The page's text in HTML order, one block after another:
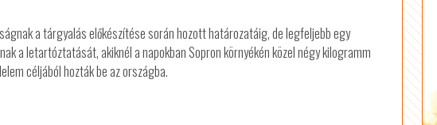
a tárgyalás előkészítése során hozott határozatáig, de legfeljebb egy
a letartóztatását, akiknél a napokban Sopron környékén közel négy kilogramm
céljából hozták be az országba.